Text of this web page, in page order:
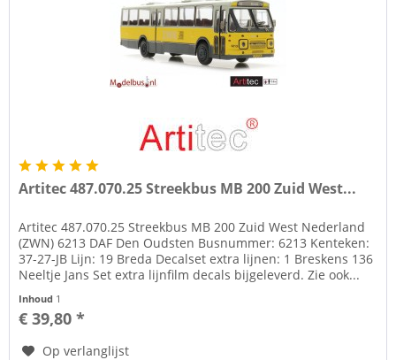
Artitec 487.070.25 Streekbus MB 200 Zuid West...
Artitec 487.070.25 Streekbus MB 200 Zuid West Nederland
(ZWN) 6213 DAF Den Oudsten Busnummer: 6213 Kenteken:
37-27-JB Lijn: 19 Breda Decalset extra lijnen: 1 Breskens 136
Neeltje Jans Set extra lijnfilm decals bijgeleverd. Zie ook...
Inhoud 1
€ 39,80 *
Op verlanglijst